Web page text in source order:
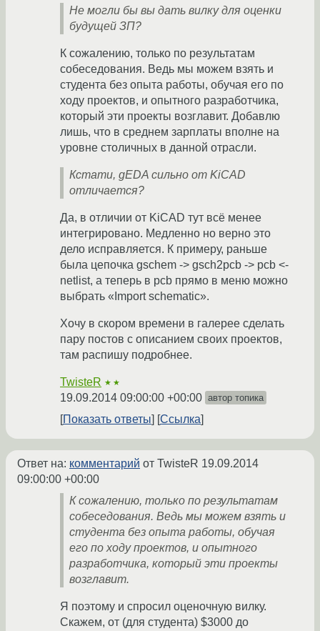
Не могли бы вы дать вилку для оценки
будущей ЗП?
К сожалению, только по результатам
собеседования. Ведь мы можем взять и
студента без опыта работы, обучая его по
ходу проектов, и опытного разработчика,
который эти проекты возглавит. Добавлю
лишь, что в среднем зарплаты вполне на
уровне столичных в данной отрасли.
Кстати, gEDA сильно от KiCAD
отличается?
Да, в отличии от KiCAD тут всё менее
интегрировано. Медленно но верно это
дело исправляется. К примеру, раньше
была цепочка gschem -> gsch2pcb -> pcb <-
netlist, а теперь в pcb прямо в меню можно
выбрать «Import schematic».
Хочу в скором времени в галерее сделать
пару постов с описанием своих проектов,
там распишу подробнее.
TwisteR ★★
19.09.2014 09:00:00 +00:00 автор топика
Показать ответы Ссылка
Ответ на: комментарий от TwisteR 19.09.2014
09:00:00 +00:00
К сожалению, только по результатам
собеседования. Ведь мы можем взять и
студента без опыта работы, обучая
его по ходу проектов, и опытного
разработчика, который эти проекты
возглавит.
Я поэтому и спросил оценочную вилку.
Скажем, от (для студента) $3000 до